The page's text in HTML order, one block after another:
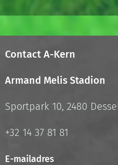
Contact A-Kern
Armand Melis Stadion
Sportpark 10, 2480
+32 14 37 81 81
E-mailadres